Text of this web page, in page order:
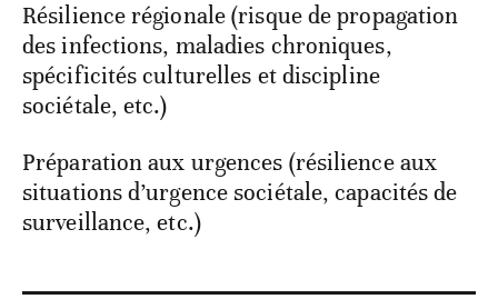
Résilience régionale (risque de propagation
des infections, maladies chroniques,
spécificités culturelles et discipline
sociétale, etc.)
Préparation aux urgences (résilience aux
situations d’urgence sociétale, capacités de
surveillance, etc.)